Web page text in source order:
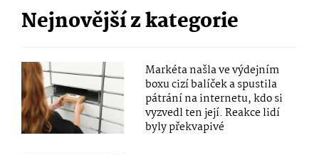
Nejnovější z kategorie
Markéta našla ve výdejním
boxu cizí balíček a spustila
pátrání na internetu, kdo si
vyzvedl ten její. Reakce lidí
byly překvapivé